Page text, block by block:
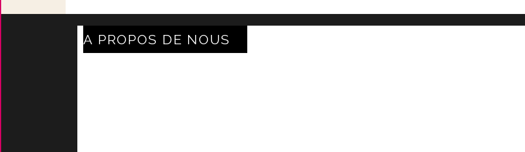
A PROPOS DE NOUS